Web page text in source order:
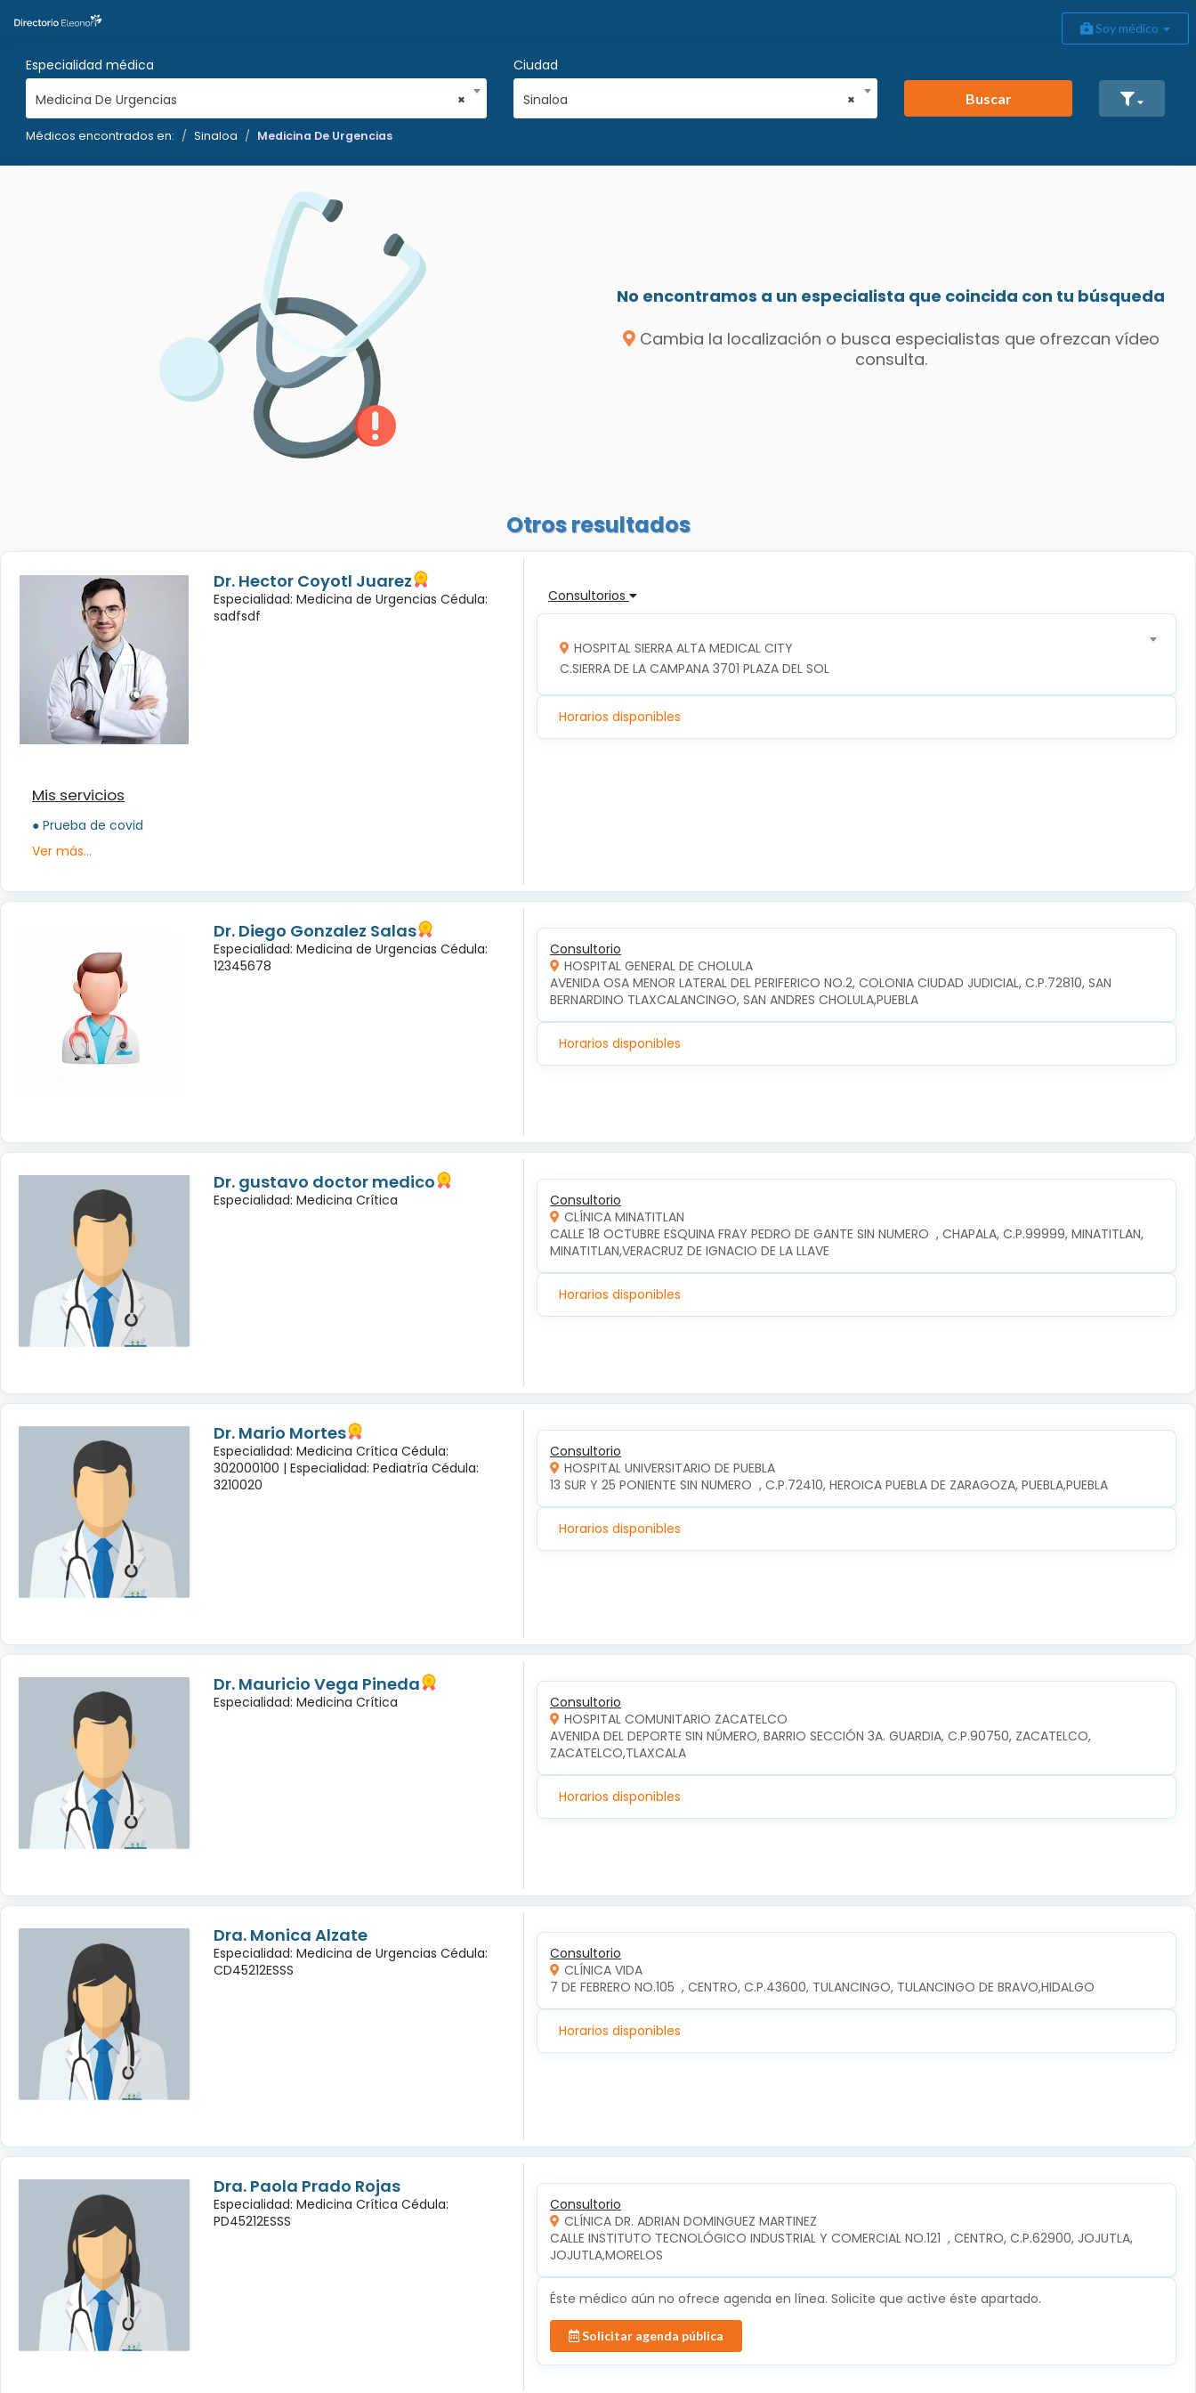
Soy médico
Especialidad médica
×
Medicina De Urgencias
Ciudad
×
Sinaloa Buscar
Médicos encontrados en: Sinaloa Medicina De Urgencias
No encontramos a un especialista que coincida con tu búsqueda
Cambia la localización o busca especialistas que ofrezcan vídeo
consulta.
Otros resultados
Dr. Hector Coyotl Juarez
Especialidad: Medicina de Urgencias Cédula:
sadfsdf
Mis servicios
● Prueba de covid
Ver más...
Consultorios
HOSPITAL SIERRA ALTA MEDICAL CITY
C.SIERRA DE LA CAMPANA 3701 PLAZA DEL SOL
Horarios disponibles
Dr. Diego Gonzalez Salas
Especialidad: Medicina de Urgencias Cédula:
12345678
Consultorio
HOSPITAL GENERAL DE CHOLULA
AVENIDA OSA MENOR LATERAL DEL PERIFERICO NO.2, COLONIA CIUDAD JUDICIAL, C.P.72810, SAN
BERNARDINO TLAXCALANCINGO, SAN ANDRES CHOLULA,PUEBLA
Horarios disponibles
Dr. gustavo doctor medico
Especialidad: Medicina Crítica
Consultorio
CLÍNICA MINATITLAN
CALLE 18 OCTUBRE ESQUINA FRAY PEDRO DE GANTE SIN NUMERO  , CHAPALA, C.P.99999, MINATITLAN,
MINATITLAN,VERACRUZ DE IGNACIO DE LA LLAVE
Horarios disponibles
Dr. Mario Mortes
Especialidad: Medicina Crítica Cédula:
302000100 | Especialidad: Pediatría Cédula:
3210020
Consultorio
HOSPITAL UNIVERSITARIO DE PUEBLA
13 SUR Y 25 PONIENTE SIN NUMERO  , C.P.72410, HEROICA PUEBLA DE ZARAGOZA, PUEBLA,PUEBLA
Horarios disponibles
Dr. Mauricio Vega Pineda
Especialidad: Medicina Crítica
Consultorio
HOSPITAL COMUNITARIO ZACATELCO
AVENIDA DEL DEPORTE SIN NÚMERO, BARRIO SECCIÓN 3A. GUARDIA, C.P.90750, ZACATELCO,
ZACATELCO,TLAXCALA
Horarios disponibles
Dra. Monica Alzate
Especialidad: Medicina de Urgencias Cédula:
CD45212ESSS
Consultorio
CLÍNICA VIDA
7 DE FEBRERO NO.105  , CENTRO, C.P.43600, TULANCINGO, TULANCINGO DE BRAVO,HIDALGO
Horarios disponibles
Dra. Paola Prado Rojas
Especialidad: Medicina Crítica Cédula:
PD45212ESSS
Consultorio
CLÍNICA DR. ADRIAN DOMINGUEZ MARTINEZ
CALLE INSTITUTO TECNOLÓGICO INDUSTRIAL Y COMERCIAL NO.121  , CENTRO, C.P.62900, JOJUTLA,
JOJUTLA,MORELOS
Éste médico aún no ofrece agenda en línea. Solicite que active éste apartado.
Solicitar agenda pública